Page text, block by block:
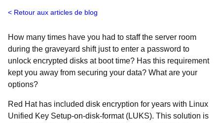
Retour aux articles de blog
How many times have you had to staff the server room
during the graveyard shift just to enter a password to
unlock encrypted disks at boot time? Has this requirement
kept you away from securing your data? What are your
options?
Red Hat has included disk encryption for years with Linux
Unified Key Setup-on-disk-format (LUKS). This solution is